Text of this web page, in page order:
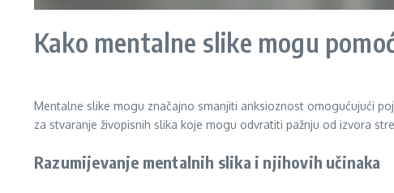
Kako mentalne slike mogu
Mentalne slike mogu značajno smanjiti anksioznost omogućujući
za stvaranje živopisnih slika koje mogu odvratiti pažnju od izvora
Razumijevanje mentalnih slika i njihovih učinaka